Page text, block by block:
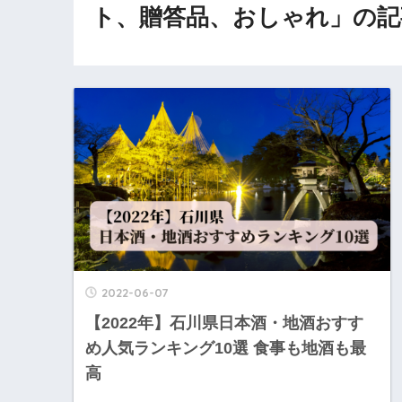
ト、贈答品、おしゃれ」の
2022-06-07
【2022年】石川県日本酒・地酒おすす
め人気ランキング10選 食事も地酒も最
高